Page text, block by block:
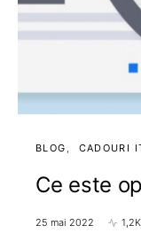
BLOG CADOURI
Ce este
25 mai 2022